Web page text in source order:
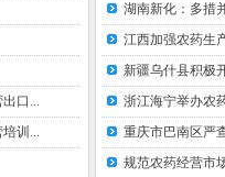
口...
训...
湖南新化：多措
江西加强农药生
新疆乌什县积极
浙江海宁举办农
重庆市巴南区严
规范农药经营市